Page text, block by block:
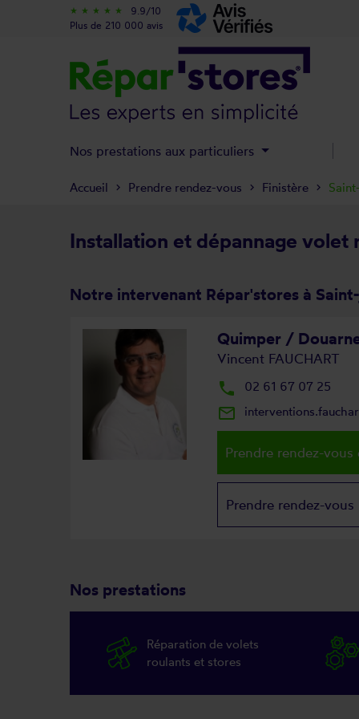
Installation et dépannage
Notre intervenant Répar'stores à
Quimper /
Vincent FAUCHART
local_phone 02 61 67 07 25
mail_outline
Prendre rendez-vous
Prendre rendez-vous
Nos prestations
Réparation de volets
roulants et stores
Accueil Prendre rendez-vous Finistère
star_rate star_rate star_rate star_rate star_rate
9.9/10
Plus de 210 000 avis
Nos prestations aux particuliers